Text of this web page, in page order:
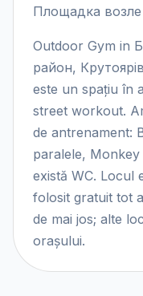
Площадка
Outdoor Gym in
район,
este un spațiu în
street workout.
de antrenament:
paralele,
există WC. Locul
folosit gratuit tot
de mai jos; alte
orașului.